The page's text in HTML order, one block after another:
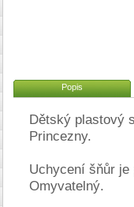
Popis
Dětský plastový
Princezny.
Uchycení šňůr je
Omyvatelný.